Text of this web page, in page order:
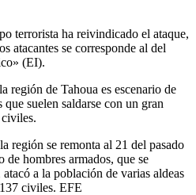
terrorista ha reivindicado el ataque,
atacantes se corresponde al del
(EI).
de Tahoua es escenario de
que suelen saldarse con un gran
región se remonta al 21 del pasado
de hombres armados, que se
a la población de varias aldeas
civiles. EFE